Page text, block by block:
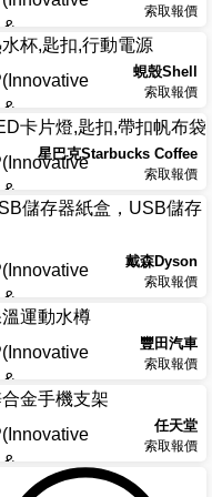
索取報價
蜆殼Shell
索取報價
星巴克Starbucks Coffee
索取報價
戴森Dyson
索取報價
豐田汽車
索取報價
任天堂
索取報價